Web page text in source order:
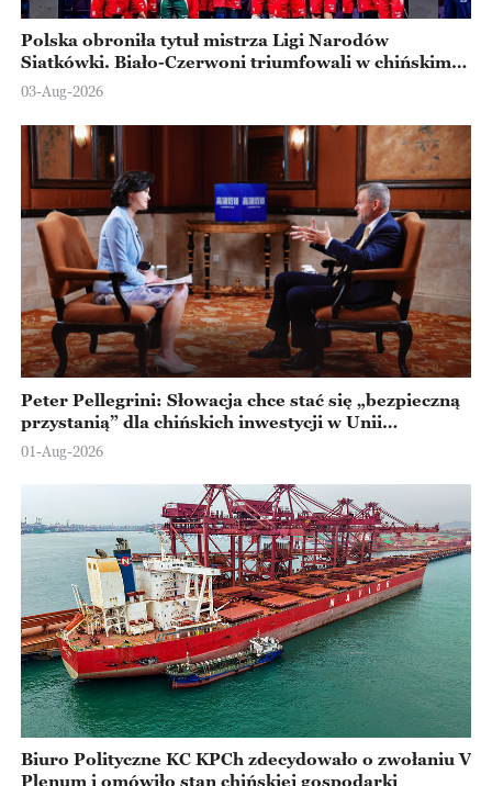
Polska obroniła tytuł mistrza Ligi Narodów
Siatkówki. Biało-Czerwoni triumfowali w chińskim
Ningbo
03-Aug-2026
Peter Pellegrini: Słowacja chce stać się „bezpieczną
przystanią” dla chińskich inwestycji w Unii
Europejskiej
01-Aug-2026
Biuro Polityczne KC KPCh zdecydowało o zwołaniu V
Plenum i omówiło stan chińskiej gospodarki